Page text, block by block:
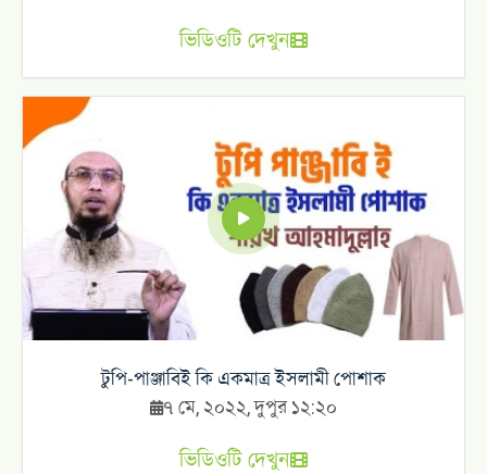
ভিডিওটি দেখুন
টুপি-পাঞ্জাবিই কি একমাত্র ইসলামী পোশাক
৭ মে, ২০২২, দুপুর ১২:২০
ভিডিওটি দেখুন